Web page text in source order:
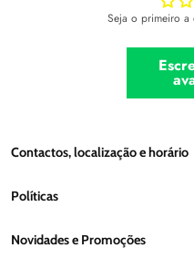
Seja o primeiro a
Contactos, localização e horário
Contactos,
Políticas
Novidades e Promoções